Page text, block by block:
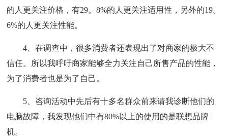
的人更关注价格，有29。8%的人更关注适用性，另外的19。
6%的人更关注性能。
4、在调查中，很多消费者还表现出了对商家的极大不
信任。所以我呼吁商家能够全力关注自己所售产品的性能，
为了消费者也是为了自己。
5、咨询活动中先后有十多名群众前来请我诊断他们的
电脑故障，我发现他们中有80%以上的使用的是联想品牌
机。